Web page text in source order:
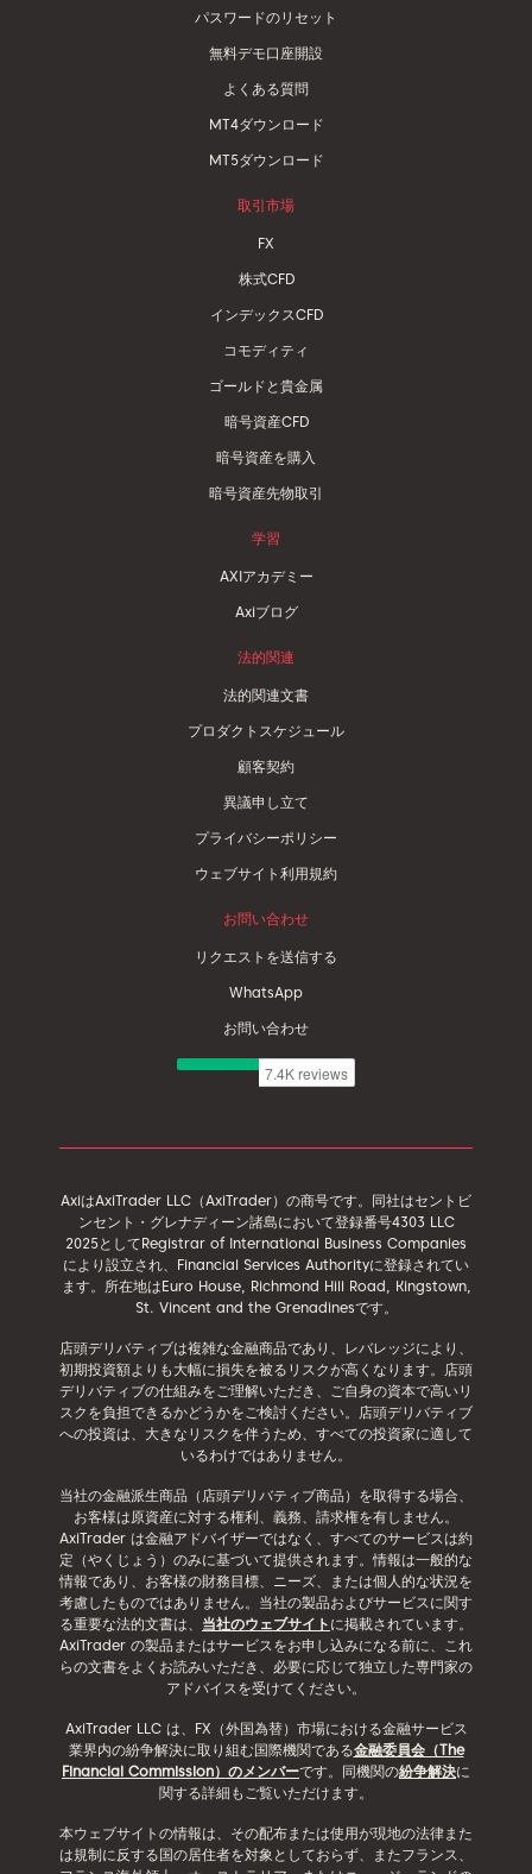
パスワードのリセット
無料デモ口座開設
よくある質問
MT4ダウンロード
MT5ダウンロード
取引市場
FX
株式CFD
インデックスCFD
コモディティ
ゴールドと貴金属
暗号資産CFD
暗号資産を購入
暗号資産先物取引
学習
AXIアカデミー
Axiブログ
法的関連
法的関連文書
プロダクトスケジュール
顧客契約
異議申し立て
プライバシーポリシー
ウェブサイト利用規約
お問い合わせ
リクエストを送信する
WhatsApp
お問い合わせ
AxiはAxiTrader LLC（AxiTrader）の商号です。同社はセントビ
ンセント・グレナディーン諸島において登録番号4303 LLC
2025としてRegistrar of International Business Companies
により設立され、Financial Services Authorityに登録されてい
ます。所在地はEuro House, Richmond Hill Road, Kingstown,
St. Vincent and the Grenadinesです。
店頭デリバティブは複雑な金融商品であり、レバレッジにより、
初期投資額よりも大幅に損失を被るリスクが高くなります。店頭
デリバティブの仕組みをご理解いただき、ご自身の資本で高いリ
スクを負担できるかどうかをご検討ください。店頭デリバティブ
への投資は、大きなリスクを伴うため、すべての投資家に適して
いるわけではありません。
当社の金融派生商品（店頭デリバティブ商品）を取得する場合、
お客様は原資産に対する権利、義務、請求権を有しません。
AxiTrader は金融アドバイザーではなく、すべてのサービスは約
定（やくじょう）のみに基づいて提供されます。情報は一般的な
情報であり、お客様の財務目標、ニーズ、または個人的な状況を
考慮したものではありません。当社の製品およびサービスに関す
る重要な法的文書は、 当社のウェブサイト に掲載されています。
AxiTrader の製品またはサービスをお申し込みになる前に、これ
らの文書をよくお読みいただき、必要に応じて独立した専門家の
アドバイスを受けてください。
AxiTrader LLC は、FX（外国為替）市場における金融サービス
業界内の紛争解決に取り組む国際機関である金融委員会（The
Financial Commission）のメンバーです。同機関の紛争解決に
関する詳細もご覧いただけます。
本ウェブサイトの情報は、その配布または使用が現地の法律また
は規制に反する国の居住者を対象としておらず、またフランス、